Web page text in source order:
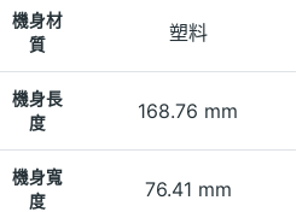
機身材
質
塑料
機身長
度
168.76 mm
機身寬
度
76.41 mm